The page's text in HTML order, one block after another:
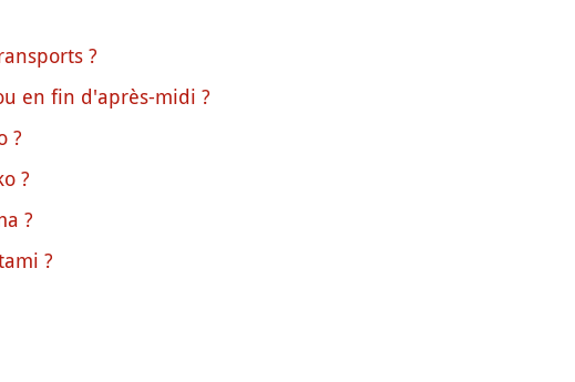
?
en fin d'après-midi ?
?
?
?
?